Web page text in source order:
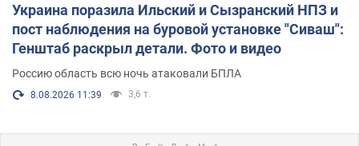
Украина поразила Ильский и Сызранский НПЗ и
пост наблюдения на буровой установке "Сиваш":
Генштаб раскрыл детали. Фото и видео
Россию область всю ночь атаковали БПЛА
8.08.2026 11:39 3,6 т.